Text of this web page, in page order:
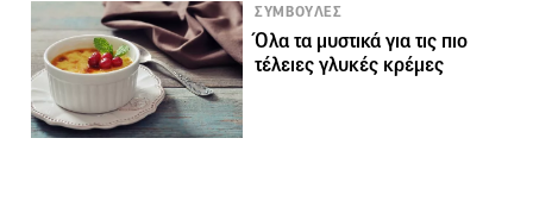
ΣΥΜΒΟΥΛΕΣ
Όλα τα μυστικά για τις πιο
τέλειες γλυκές κρέμες